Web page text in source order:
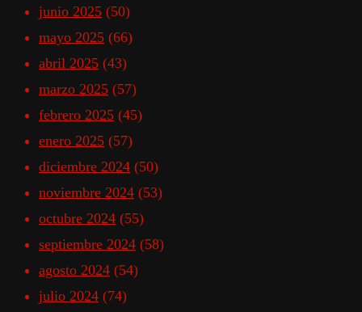
junio 2025 (50)
mayo 2025 (66)
abril 2025 (43)
marzo 2025 (57)
febrero 2025 (45)
enero 2025 (57)
diciembre 2024 (50)
noviembre 2024 (53)
octubre 2024 (55)
septiembre 2024 (58)
agosto 2024 (54)
julio 2024 (74)